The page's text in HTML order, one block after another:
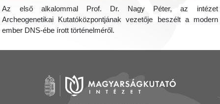
Az első alkalommal Prof. Dr. Nagy Péter, az intézet
Archeogenetikai Kutatóközpontjának vezetője beszélt a modern
ember DNS-ébe írott történelméről.